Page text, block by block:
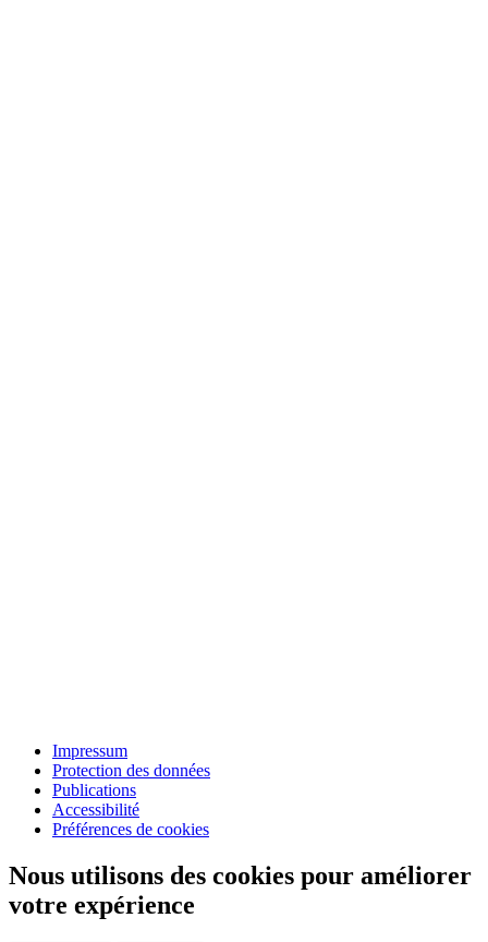
Impressum
Protection des données
Publications
Accessibilité
Préférences de cookies
Nous utilisons des cookies pour améliorer
votre expérience